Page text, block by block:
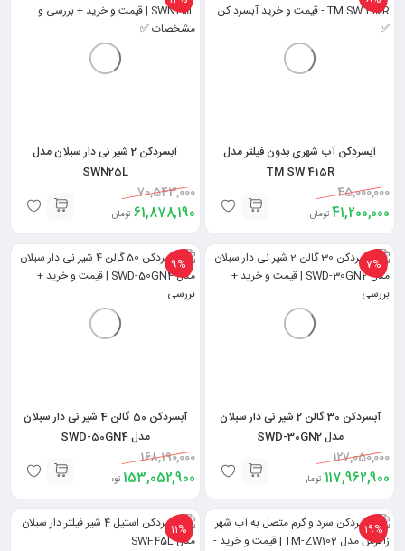
آبسردکن آب شهری بدون فیلتر مدل
TM SW 415R
45,000,000
41,200,000 تومان
آبسردکن 2 شیر نی دار سبلان مدل
SWN25L
70,543,000
61,878,190 تومان
7%
آبسردکن 30 گالن 2 شیر نی دار سبلان
مدل SWD-30GN2
127,050,000
117,962,900 تومان
9%
آبسردکن 50 گالن 4 شیر نی دار سبلان
مدل SWD-50GN4
168,190,000
153,052,900 تومان
19%
11%